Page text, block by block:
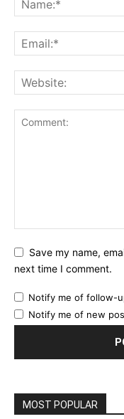
Save my name,
next time I comment.
Notify me of follow-
Notify me of new
MOST POPULAR